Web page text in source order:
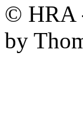
© HRA
by